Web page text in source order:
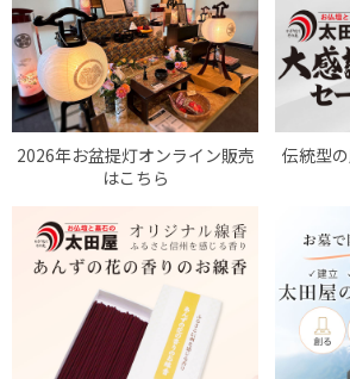
2026年お盆提灯オンライン販売
はこちら
伝統型